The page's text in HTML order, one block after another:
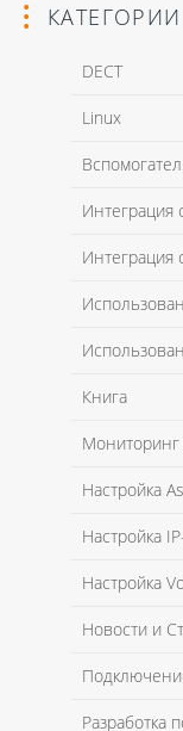
Я даю согласие
в соответствии с
Я даю согласие
в соответствии с
КАТЕГОРИИ
DECT
Linux
Интеграция
Интеграция
Книга
Мониторинг
Настройка
Настройка
Настройка
Новости и
Разработка